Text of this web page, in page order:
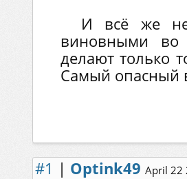
И всё же не
виновными во
делают только
Самый опасный
#1 | Optink49 April 22